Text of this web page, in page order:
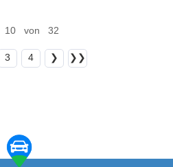
von 32
3 4 ❯ ❯❯